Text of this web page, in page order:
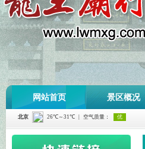
网站首页 景区概况